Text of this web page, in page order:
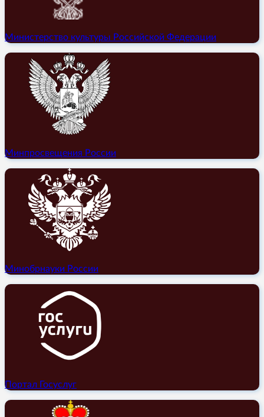
Министерство культуры Российской Федерации
Минпросвещения России
Минобрнауки России
Портал Госуслуг